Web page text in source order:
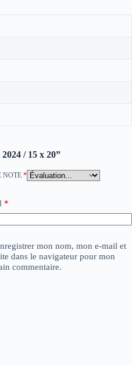
/ 15 x 20”
NOTE *
*
mon nom, mon e-mail et
dans le navigateur pour mon
commentaire.